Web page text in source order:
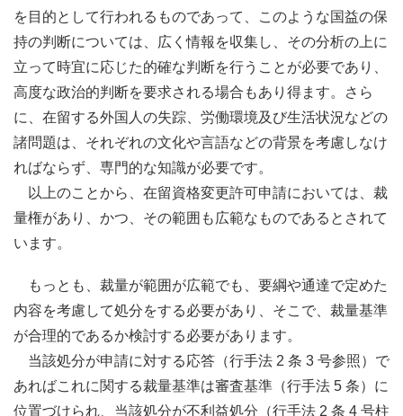
を目的として行われるものであって、このような国益の保
持の判断については、広く情報を収集し、その分析の上に
立って時宜に応じた的確な判断を行うことが必要であり、
高度な政治的判断を要求される場合もあり得ます。さら
に、在留する外国人の失踪、労働環境及び生活状況などの
諸問題は、それぞれの文化や言語などの背景を考慮しなけ
ればならず、専門的な知識が必要です。
以上のことから、在留資格変更許可申請においては、裁
量権があり、かつ、その範囲も広範なものであるとされて
います。
もっとも、裁量が範囲が広範でも、要綱や通達で定めた
内容を考慮して処分をする必要があり、そこで、裁量基準
が合理的であるか検討する必要があります。
当該処分が申請に対する応答（行手法 2 条 3 号参照）で
あればこれに関する裁量基準は審査基準（行手法 5 条）に
位置づけられ、当該処分が不利益処分（行手法 2 条 4 号柱